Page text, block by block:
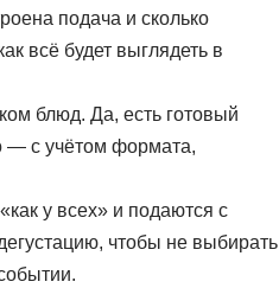
подача и сколько
всё будет выглядеть в
блюд. Да, есть готовый
— с учётом формата,
у всех» и подаются с
чтобы не выбирать